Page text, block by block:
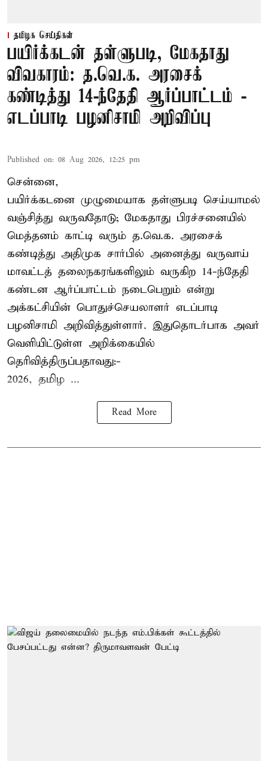
தமிழக செய்திகள்
பயிர்க்கடன் தள்ளுபடி, மேகதாது
விவகாரம்: த.வெ.க. அரசைக்
கண்டித்து 14-ந்தேதி ஆர்ப்பாட்டம் -
எடப்பாடி பழனிசாமி அறிவிப்பு
Published on: 08 Aug 2026, 12:25 pm
சென்னை,
பயிர்க்கடனை முழுமையாக தள்ளுபடி செய்யாமல்
வஞ்சித்து வருவதோடு; மேகதாது பிரச்சனையில்
மெத்தனம் காட்டி வரும் த.வெ.க. அரசைக்
கண்டித்து அதிமுக சார்பில் அனைத்து வருவாய்
மாவட்டத் தலைநகரங்களிலும் வருகிற 14-ந்தேதி
கண்டன ஆர்ப்பாட்டம் நடைபெறும் என்று
அக்கட்சியின் பொதுச்செயலாளர் எடப்பாடி
பழனிசாமி அறிவித்துள்ளார். இதுதொடர்பாக அவர்
வெளியிட்டுள்ள அறிக்கையில்
தெரிவித்திருப்பதாவது:-
2026, தமிழ ...
Read More